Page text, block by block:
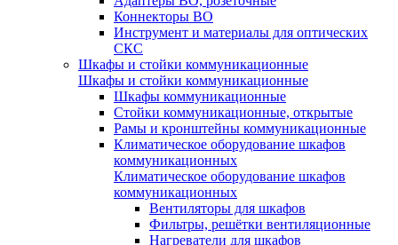
Коннекторы ВО
Инструмент и материалы для оптических
СКС
Шкафы и стойки коммуникационные
Шкафы и стойки коммуникационные
Шкафы коммуникационные
Стойки коммуникационные, открытые
Рамы и кронштейны коммуникационные
Климатическое оборудование шкафов
коммуникационных
Климатическое оборудование шкафов
коммуникационных
Вентиляторы для шкафов
Фильтры, решётки вентиляционные
Нагреватели для шкафов